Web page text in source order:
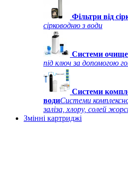
Фільтри від
сірководню з води
Системи
під ключ за допомогою
Системи
водиСистеми
заліза, хлору, солей
Змінні картриджі